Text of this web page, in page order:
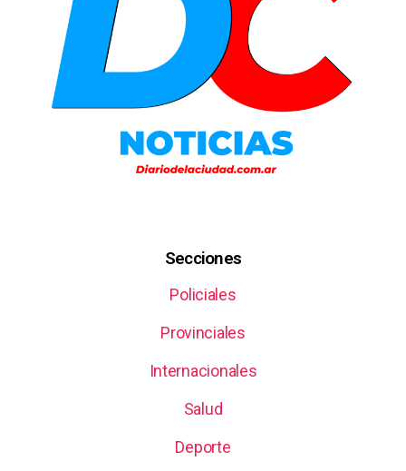
Secciones
Policiales
Provinciales
Internacionales
Salud
Deporte